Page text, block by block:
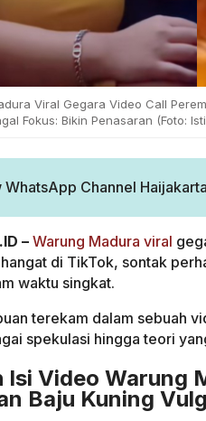
Viral Gegara Video Call
Fokus: Bikin Penasaran (Foto:
WhatsApp Channel
–Warung Madura viral
di TikTok, sontak
waktu singkat.
terekam dalam sebuah
spekulasi hingga teori
Isi Video Warung
Baju Kuning